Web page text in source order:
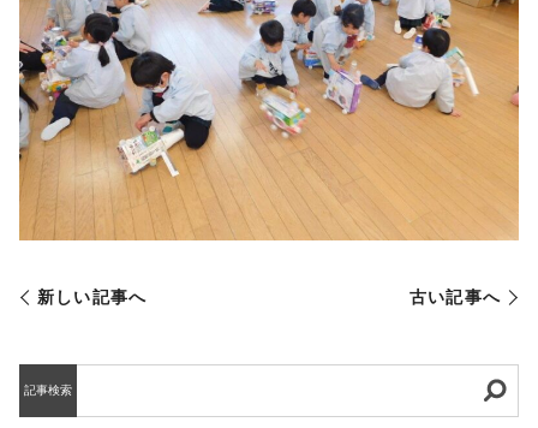
新しい記事へ 古い記事へ
記事検索